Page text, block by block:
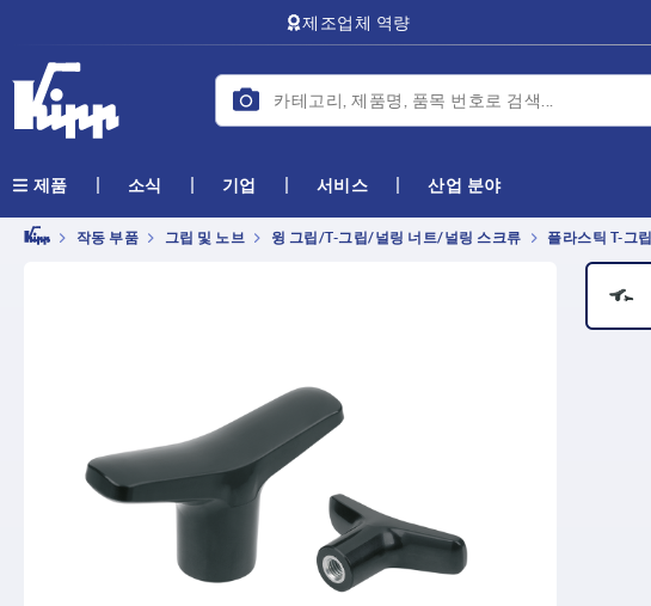
제조업체 역량
제품 소식 기업 서비스 산업 분야
작동 부품 그립 및 노브 윙 그립/T-그립/널링 너트/널링 스크류 플라스틱 T-그립